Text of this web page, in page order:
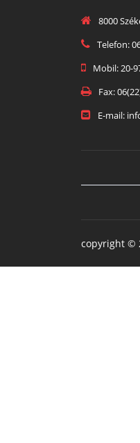
8000
Telefon:
Mobil: 20-
Fax:
E-mail:
copyright ©